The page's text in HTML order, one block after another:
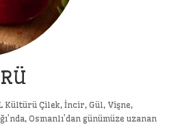
Kültürü Çilek, İncir, Gül, Vişne,
Osmanlı’dan günümüze uzanan